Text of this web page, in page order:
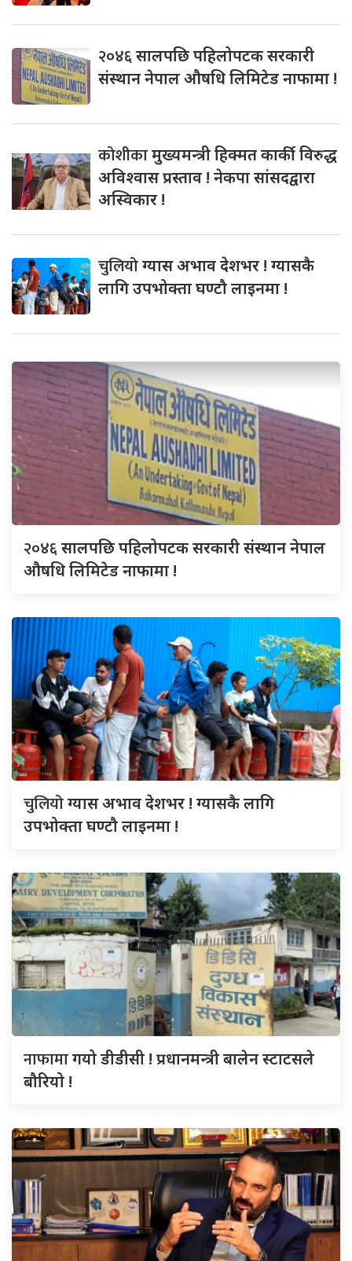
२०४६सालपछि पहिलोपटक सरकारी
संस्थान नेपाल औषधि लिमिटेड नाफामा !
कोशीकामुख्यमन्त्री हिक्मत कार्की विरुद्ध
अविश्वास प्रस्ताव ! नेकपा सांसदद्वारा
अस्विकार !
चुलियोग्यास अभाव देशभर ! ग्यासकै
लागि उपभोक्ता घण्टौ लाइनमा !
२०४६सालपछि पहिलोपटक सरकारी संस्थान नेपाल
औषधि लिमिटेड नाफामा !
चुलियोग्यास अभाव देशभर ! ग्यासकै लागि
उपभोक्ता घण्टौ लाइनमा !
नाफामागयो डीडीसी ! प्रधानमन्त्री बालेन स्टाटसले
बौरियो !